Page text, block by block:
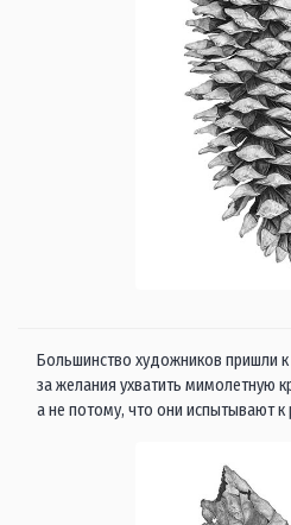
Большинство художников пришли к
за желания ухватить мимолетную
а не потому, что они испытывают к